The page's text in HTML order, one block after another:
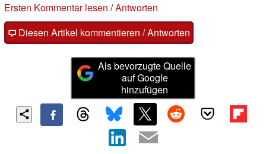
Ersten Kommentar lesen /Antworten
Diesen Artikel kommentieren / Antworten
Als bevorzugte Quelle
auf Google
hinzufügen